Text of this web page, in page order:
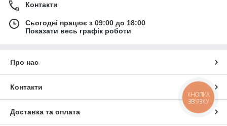
Контакти
Сьогодні працює з 09:00 до 18:00
Показати весь графік роботи
Про нас
Контакти
Доставка та оплата
КНОПКА
ЗВ'ЯЗКУ